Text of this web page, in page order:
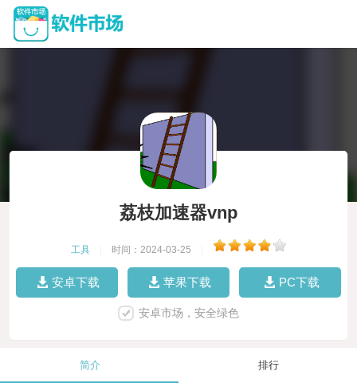
荔枝加速器vnp
工具 时间：2024-03-25
安卓下载 苹果下载 PC下载
安卓市场，安全绿色
简介 排行